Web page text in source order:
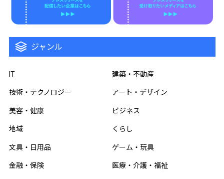
ジャンル
IT 建築・不動産
技術・テクノロジー アート・デザイン
美容・健康 ビジネス
地域 くらし
文具・日用品 ゲーム・玩具
金融・保険 医療・介護・福祉